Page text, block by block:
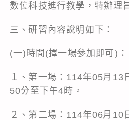
數位科技進行教學，特辦理
三、研習內容說明如下：
(一)時間(擇一場參加即可)：
１、第一場：114年05月13
50分至下午4時。
２、第二場：114年06月10